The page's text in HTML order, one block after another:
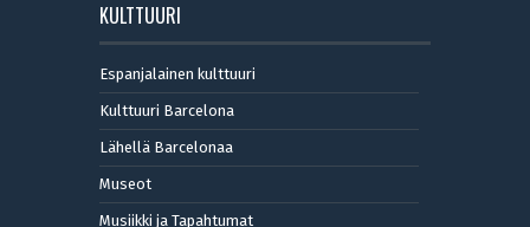
KULTTUURI
Espanjalainen kulttuuri
Kulttuuri Barcelona
Lähellä Barcelonaa
Museot
Musiikki ja Tapahtumat